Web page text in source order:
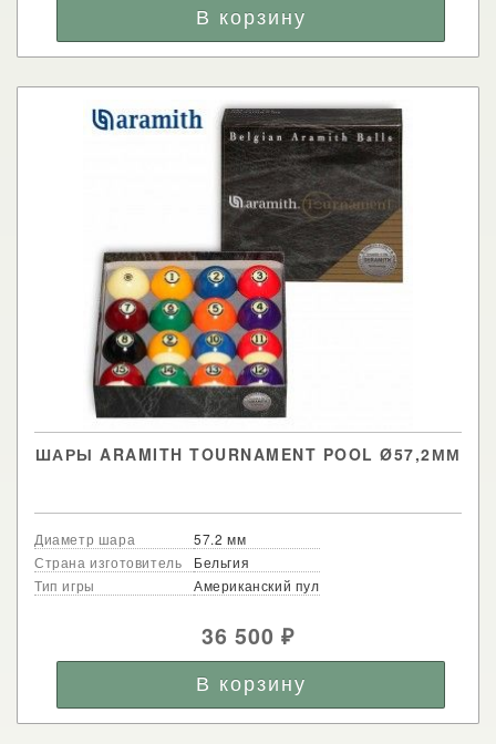
ШАРЫ ARAMITH TOURNAMENT POOL Ø57,2ММ
Диаметр шара
57.2 мм
Страна изготовитель
Бельгия
Тип игры
Американский пул
36 500₽